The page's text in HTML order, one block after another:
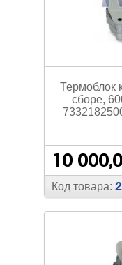
Термоблок
сборе,
10
Код товара: